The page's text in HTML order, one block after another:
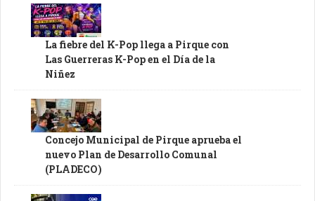
La fiebre del K-Pop llega a Pirque con
Las Guerreras K-Pop en el Día de la
Niñez
Concejo Municipal de Pirque aprueba el
nuevo Plan de Desarrollo Comunal
(PLADECO)